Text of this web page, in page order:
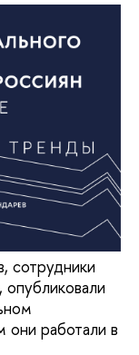
сотрудники
они работали в